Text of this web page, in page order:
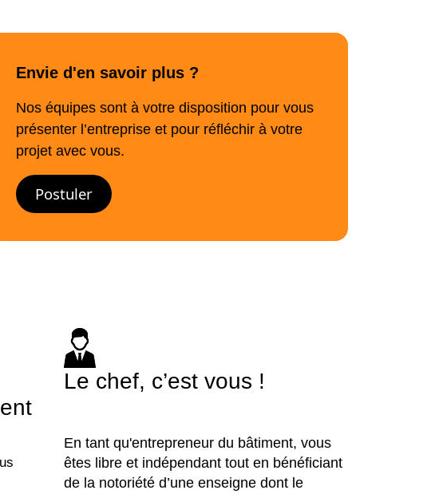
Envie d'en savoir plus ?
Nos équipes sont à votre disposition pour vous
présenter l’entreprise et pour réfléchir à votre
projet avec vous.
Postuler
Le chef, c’est vous !
En tant qu'entrepreneur du bâtiment, vous
êtes libre et indépendant tout en bénéficiant
de la notoriété d’une enseigne dont le